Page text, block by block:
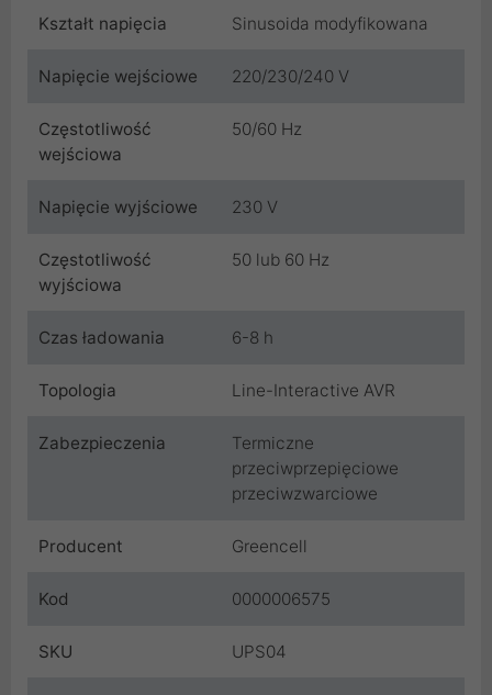
Kształt napięcia Sinusoida modyfikowana
Napięcie wejściowe 220/230/240 V
Częstotliwość
wejściowa
50/60 Hz
Napięcie wyjściowe 230 V
Częstotliwość
wyjściowa
50 lub 60 Hz
Czas ładowania 6-8 h
Topologia Line-Interactive AVR
Zabezpieczenia
Termiczne
przeciwprzepięciowe
przeciwzwarciowe
Producent Greencell
Kod 0000006575
SKU UPS04